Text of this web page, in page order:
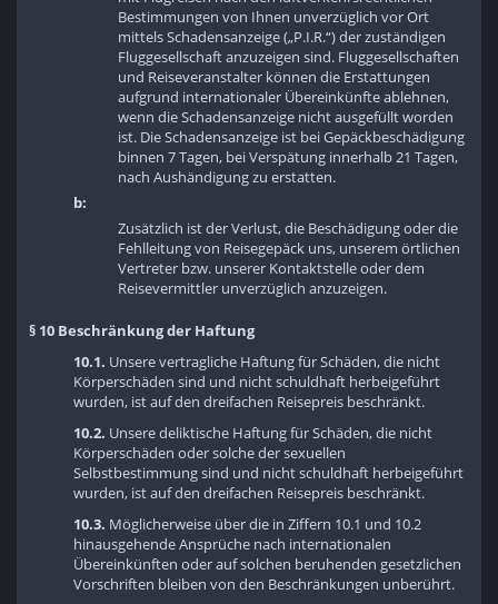
Bestimmungen von Ihnen unverzüglich vor Ort
mittels Schadensanzeige („P.I.R.“) der zuständigen
Fluggesellschaft anzuzeigen sind. Fluggesellschaften
und Reiseveranstalter können die Erstattungen
aufgrund internationaler Übereinkünfte ablehnen,
wenn die Schadensanzeige nicht ausgefüllt worden
ist. Die Schadensanzeige ist bei Gepäckbeschädigung
binnen 7 Tagen, bei Verspätung innerhalb 21 Tagen,
nach Aushändigung zu erstatten.
b:
Zusätzlich ist der Verlust, die Beschädigung oder die
Fehlleitung von Reisegepäck uns, unserem örtlichen
Vertreter bzw. unserer Kontaktstelle oder dem
Reisevermittler unverzüglich anzuzeigen.
§ 10 Beschränkung der Haftung
10.1. Unsere vertragliche Haftung für Schäden, die nicht
Körperschäden sind und nicht schuldhaft herbeigeführt
wurden, ist auf den dreifachen Reisepreis beschränkt.
10.2. Unsere deliktische Haftung für Schäden, die nicht
Körperschäden oder solche der sexuellen
Selbstbestimmung sind und nicht schuldhaft herbeigeführt
wurden, ist auf den dreifachen Reisepreis beschränkt.
10.3. Möglicherweise über die in Ziffern 10.1 und 10.2
hinausgehende Ansprüche nach internationalen
Übereinkünften oder auf solchen beruhenden gesetzlichen
Vorschriften bleiben von den Beschränkungen unberührt.